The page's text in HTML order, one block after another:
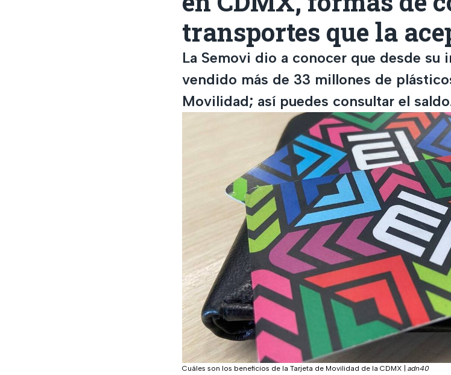
transportes que la
La Semovi dio a conocer que desde su
vendido más de 33 millones de
Movilidad; así puedes consultar el
Cuáles son los beneficios de la Tarjeta de Movilidad de la CDMX adn40